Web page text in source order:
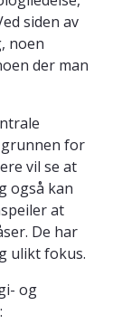
siden av
noen
der man
for
vil se at
også kan
at
De har
ulikt fokus.
og